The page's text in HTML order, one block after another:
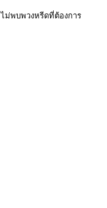
ไม่พบพวงหรีดที่ต้องการ